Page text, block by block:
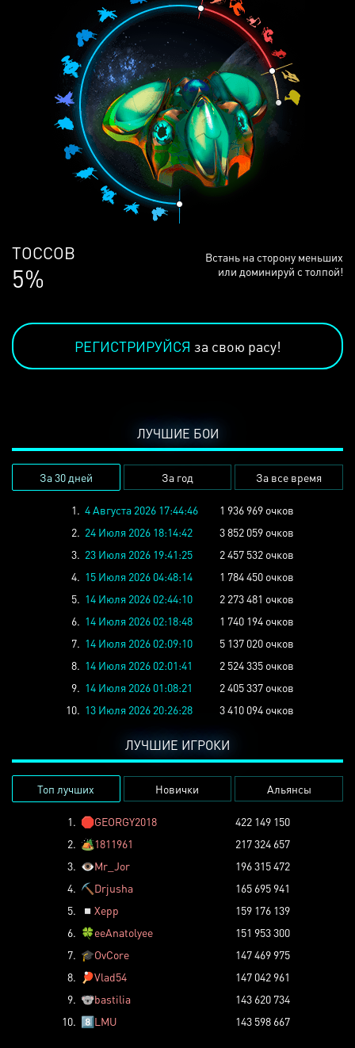
ЛЮДЕЙ
68%
Встань на сторону меньших
или доминируй с толпой!
РЕГИСТРИРУЙСЯ за свою расу!
ЛУЧШИЕ БОИ
За 30 дней За год За все время
1. 4 Августа 2026 17:44:46
1 936 969 очков
2. 24 Июля 2026 18:14:42
3 852 059 очков
3. 23 Июля 2026 19:41:25
2 457 532 очков
4. 15 Июля 2026 04:48:14
1 784 450 очков
5. 14 Июля 2026 02:44:10
2 273 481 очков
6. 14 Июля 2026 02:18:48
1 740 194 очков
7. 14 Июля 2026 02:09:10
5 137 020 очков
8. 14 Июля 2026 02:01:41
2 524 335 очков
9. 14 Июля 2026 01:08:21
2 405 337 очков
10. 13 Июля 2026 20:26:28 3 410 094 очков
ЛУЧШИЕ ИГРОКИ
Топ лучших Новички Альянсы
1. 🛑GEORGY2018
422 149 150
2. 🏕️1811961
217 324 657
3. 👁️Mr_Jor
196 315 472
4. ⛏️ Drjusha
165 695 941
5.
◽ Xepp
159 176 139
6. 🍀eeAnatolyee
151 953 300
7. 🎓OvCore
147 469 975
8.
🏓Vlad54
147 042 961
9. 🐨bastilia
143 620 734
10. 8️⃣LMU 143 598 667